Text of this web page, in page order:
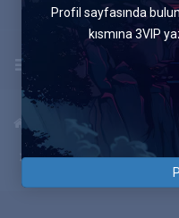
Anasayfa
26. Bölüm Armağan!
Profil sayfasında
kısmına 3VIP